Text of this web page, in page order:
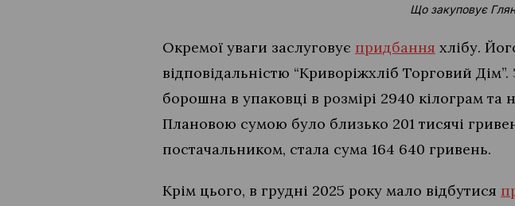
Що закуповує
Окремої уваги заслуговує придбання хлібу.
відповідальністю “Криворіжхліб Торговий
борошна в упаковці в розмірі 2940 кілограм
Плановою сумою було близько 201 тисячі
постачальником, стала сума 164 640 гривень.
Крім цього, в грудні 2025 року мало відбутися